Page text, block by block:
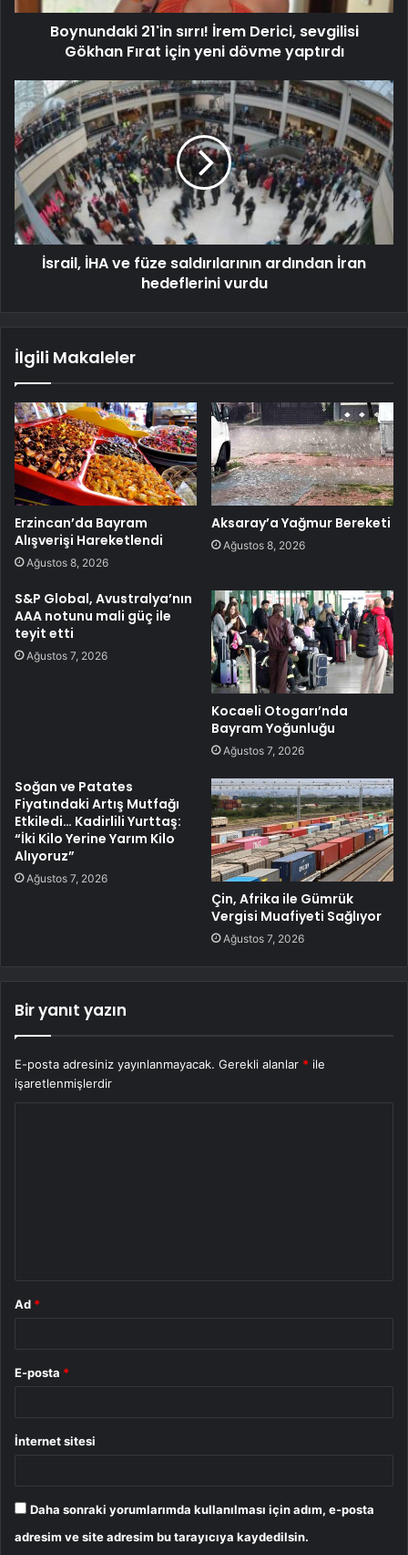
Boynundaki 21'in sırrı! İrem Derici, sevgilisi
Gökhan Fırat için yeni dövme yaptırdı
İsrail, İHA ve füze saldırılarının ardından İran
hedeflerini vurdu
İlgili Makaleler
Erzincan’da Bayram
Alışverişi Hareketlendi
Ağustos 8, 2026
Aksaray’a Yağmur Bereketi
Ağustos 8, 2026
S&P Global, Avustralya’nın
AAA notunu mali güç ile
teyit etti
Ağustos 7, 2026
Kocaeli Otogarı’nda
Bayram Yoğunluğu
Ağustos 7, 2026
Soğan ve Patates
Fiyatındaki Artış Mutfağı
Etkiledi… Kadirlili Yurttaş:
“İki Kilo Yerine Yarım Kilo
Alıyoruz”
Ağustos 7, 2026
Çin, Afrika ile Gümrük
Vergisi Muafiyeti Sağlıyor
Ağustos 7, 2026
Bir yanıt yazın
E-posta adresiniz yayınlanmayacak. Gerekli alanlar * ile
işaretlenmişlerdir
Ad *
E-posta *
İnternet sitesi
Daha sonraki yorumlarımda kullanılması için adım, e-posta
adresim ve site adresim bu tarayıcıya kaydedilsin.